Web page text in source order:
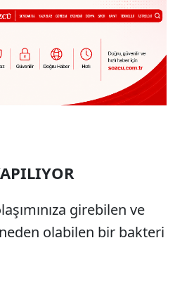
girebilen ve
olabilen bir bakteri